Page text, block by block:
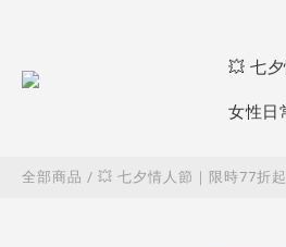
💥 七
女性日
全部商品 / 💥 七夕情人節｜限時77折